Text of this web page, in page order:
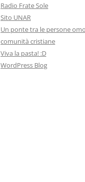
Radio Frate Sole
Sito UNAR
Un ponte tra le persone
comunità cristiane
Viva la pasta! :D
WordPress Blog